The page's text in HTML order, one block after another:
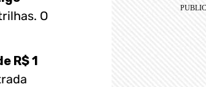
O
R$ 1